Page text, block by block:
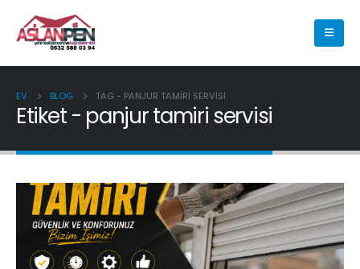
EV BLOG TAG - PANJUR TAMIRI SERVISI
Etiket - panjur tamiri servisi